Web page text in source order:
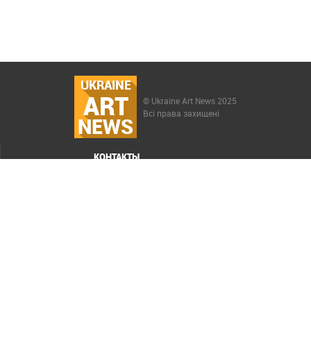
UKRAINE
ART
NEWS
© Ukraine Art News 2025
Всі права захищені
КОНТАКТЫ